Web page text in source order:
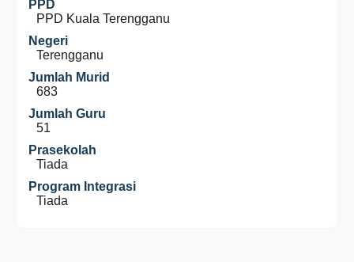
PPD
PPD Kuala Terengganu
Negeri
Terengganu
Jumlah Murid
683
Jumlah Guru
51
Prasekolah
Tiada
Program Integrasi
Tiada